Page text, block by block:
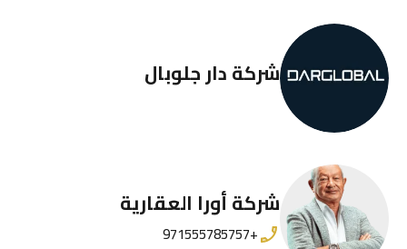
شركة دار جلوبال
شركة أورا العقارية
+971555785757